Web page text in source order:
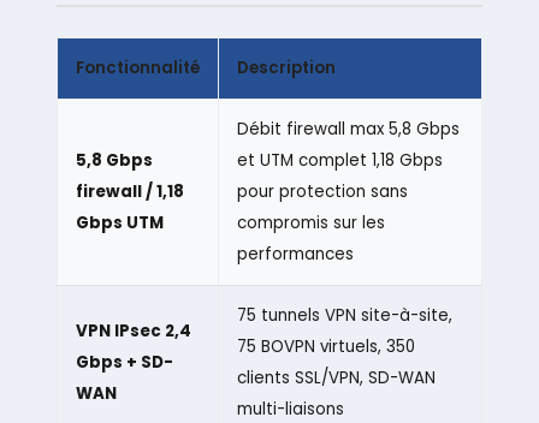
Fonctionnalité Description
5,8 Gbps
firewall / 1,18
Gbps UTM
Débit firewall max 5,8 Gbps
et UTM complet 1,18 Gbps
pour protection sans
compromis sur les
performances
VPN IPsec 2,4
Gbps + SD-
WAN
75 tunnels VPN site-à-site,
75 BOVPN virtuels, 350
clients SSL/VPN, SD-WAN
multi-liaisons